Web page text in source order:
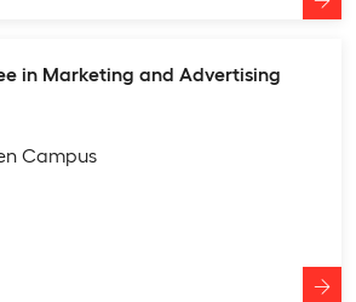
in Marketing and Advertising
Campus